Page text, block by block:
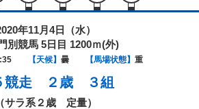
年11月4日（水）
別競馬 5日目 1200ｍ(外)
【天候】 曇 【馬場状態】 重
競走 ２歳 ３組
（サラ系２歳 定量）